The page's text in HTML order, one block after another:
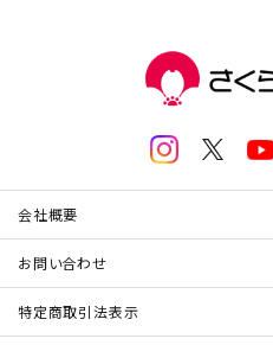
会社概要
お問い合わせ
特定商取引法表示